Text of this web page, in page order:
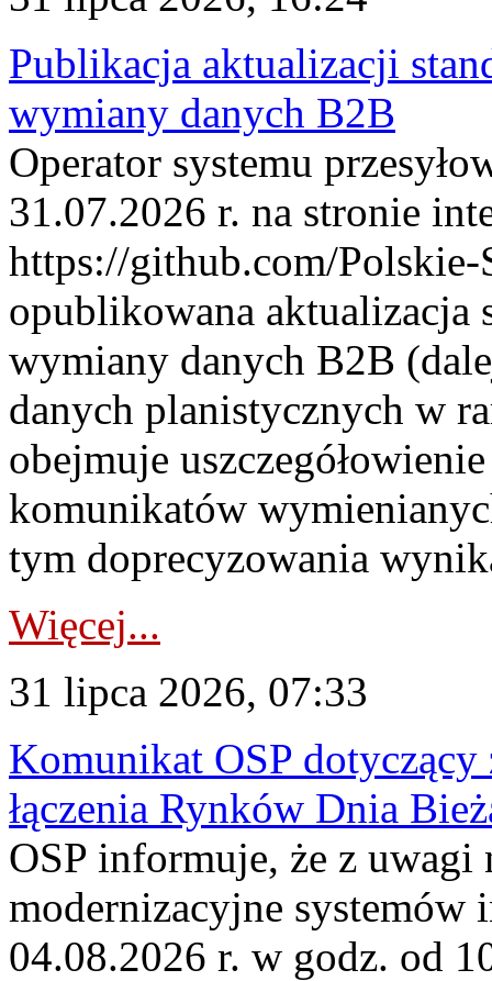
Publikacja aktualizacji
wymiany danych B2B
Operator systemu
31.07.2026 r. na stronie
https://github.com/Polskie-
opublikowana aktualizacja
wymiany danych B2B
danych planistycznych w
obejmuje
komunikatów
tym doprecyzowania
Więcej...
31 lipca 2026, 07:33
Komunikat OSP dotyczący
łączenia Rynków Dnia
OSP informuje, że z uwagi
modernizacyjne
04.08.2026 r. w godz. od